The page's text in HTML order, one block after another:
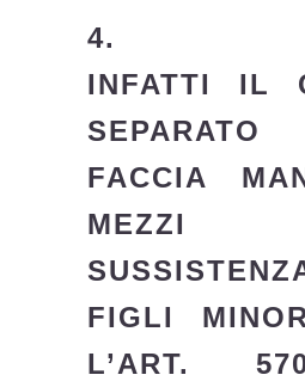
INFATTI IL
FACCIA
FIGLI
L’ART.